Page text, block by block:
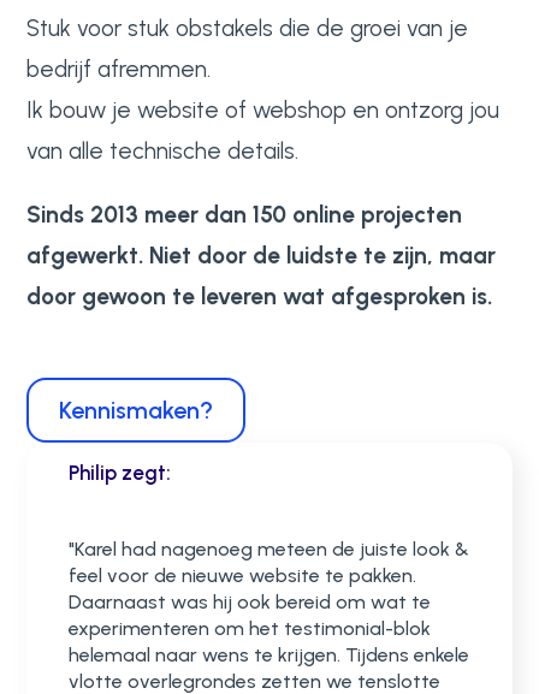
Stuk voor stuk obstakels die de groei van je
bedrijf afremmen.
Ik bouw je website of webshop en ontzorg jou
van alle technische details.
Sinds 2013 meer dan 150 online projecten
afgewerkt. Niet door de luidste te zijn, maar
door gewoon te leveren wat afgesproken is.
Kennismaken?
Philip zegt:
"Karel had nagenoeg meteen de juiste look &
feel voor de nieuwe website te pakken.
Daarnaast was hij ook bereid om wat te
experimenteren om het testimonial-blok
helemaal naar wens te krijgen. Tijdens enkele
vlotte overlegrondes zetten we tenslotte